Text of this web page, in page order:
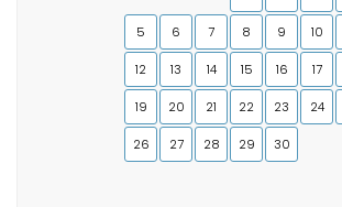
5 6 7 8 9 10
12 13 14 15 16 17
19 20 21 22 23 24
26 27 28 29 30